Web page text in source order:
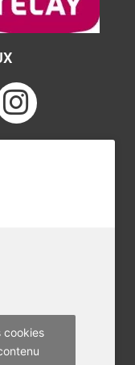
I
n
m
cookies